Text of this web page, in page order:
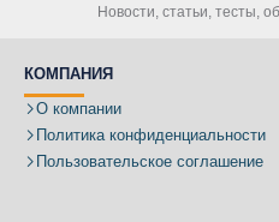
Новости, статьи, тесты,
КОМПАНИЯ
О компании
Политика конфиденциальности
Пользовательское соглашение